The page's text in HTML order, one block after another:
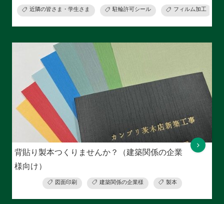
近隣の皆さま・学生さま 駐輪許可シール フィルム加工
背貼り製本つくりませんか？（建築関係の企業
様向け）
図面印刷 建築関係の企業様 製本